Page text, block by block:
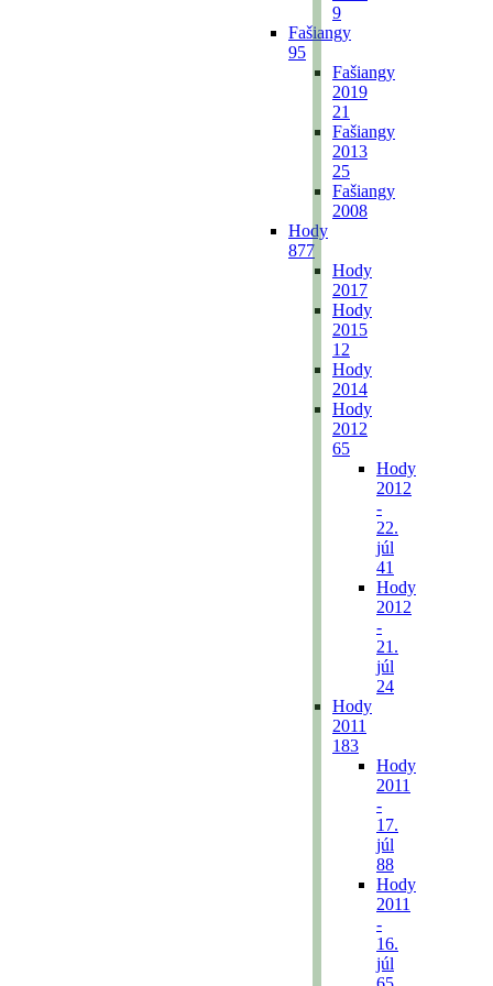
9
Fašiangy
95
Fašiangy
2019
21
Fašiangy
2013
25
Fašiangy
2008
Hody
877
Hody
2017
Hody
2015
12
Hody
2014
Hody
2012
65
Hody
2012
-
22.
júl
41
Hody
2012
-
21.
júl
24
Hody
2011
183
Hody
2011
-
17.
júl
88
Hody
2011
-
16.
júl